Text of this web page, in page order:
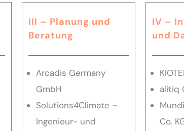
III – Planung und
Beratung
Arcadis Germany
GmbH
Solutions4Climate –
Ingenieur- und
IV –
und
alitiq
Co.